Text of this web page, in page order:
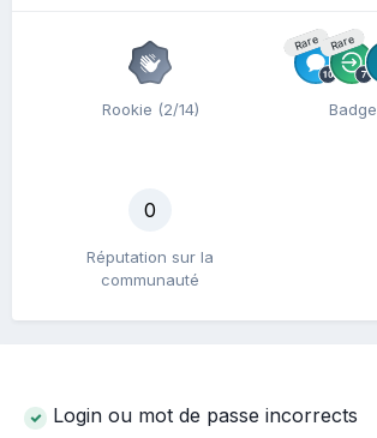
Rookie (2/14)
Rare Rare
0
Réputation sur la
communauté
Login ou mot de passe incorrects